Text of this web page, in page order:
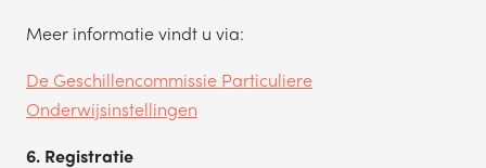
Meer informatie vindt u via:
De Geschillencommissie Particuliere
Onderwijsinstellingen
6. Registratie